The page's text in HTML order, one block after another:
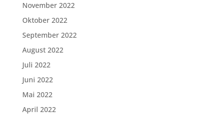
November 2022
Oktober 2022
September 2022
August 2022
Juli 2022
Juni 2022
Mai 2022
April 2022